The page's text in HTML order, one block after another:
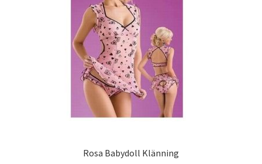
Rosa Babydoll Klänning